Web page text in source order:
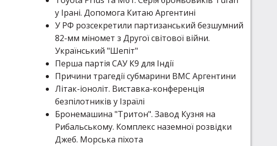
у Ірані. Допомога Китаю Аргентині
У РФ розсекретили партизанський безшумний
82-мм міномет з Другої світової війни.
Український "Шепіт"
Перша партія САУ К9 для Індії
Причини трагедії субмарини ВМС Аргентини
Літак-іоноліт. Виставка-конференція
безпілотників у Ізраїлі
Бронемашина "Тритон". Завод Кузня на
Рибальському. Комплекс наземної розвідки
Джеб. Морська піхота